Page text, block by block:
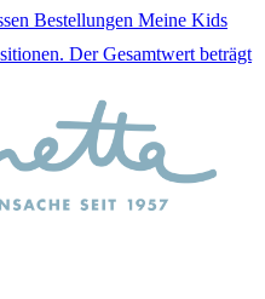
Bestellungen Meine Kids
Der Gesamtwert beträgt